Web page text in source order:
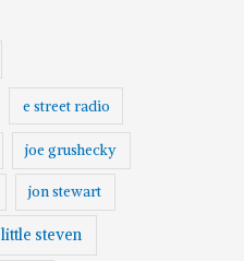
e street radio
joe grushecky
jon stewart
little steven